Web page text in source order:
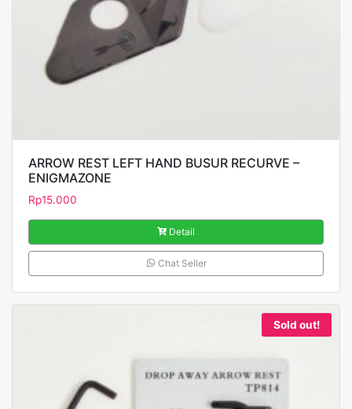
ARROW REST LEFT HAND BUSUR RECURVE –
ENIGMAZONE
Rp15.000
Detail
Chat Seller
Sold out!